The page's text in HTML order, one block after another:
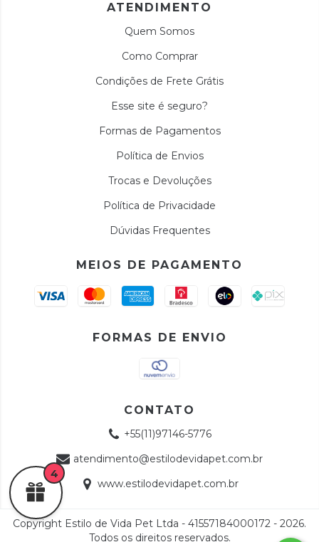
ATENDIMENTO
Quem Somos
Como Comprar
Condições de Frete Grátis
Esse site é seguro?
Formas de Pagamentos
Política de Envios
Trocas e Devoluções
Política de Privacidade
Dúvidas Frequentes
MEIOS DE PAGAMENTO
FORMAS DE ENVIO
CONTATO
+55(11)97146-5776
atendimento@estilodevidapet.com.br
www.estilodevidapet.com.br
Copyright Estilo de Vida Pet Ltda - 41557184000172 - 2026.
Todos os direitos reservados.
4